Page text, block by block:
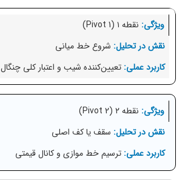
نقطه ۱ (Pivot 1)
شروع خط میانی
تعیین‌کننده شیب و اعتبار کلی چنگال
نقطه ۲ (Pivot 2)
سقف یا کف اصلی
ترسیم خط موازی و کانال قیمتی